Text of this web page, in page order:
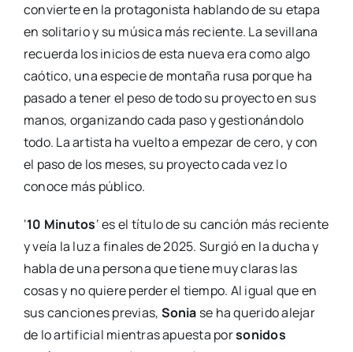
convierte en la protagonista hablando de su etapa
en solitario y su música más reciente. La sevillana
recuerda los inicios de esta nueva era como algo
caótico, una especie de montaña rusa porque ha
pasado a tener el peso de todo su proyecto en sus
manos, organizando cada paso y gestionándolo
todo. La artista ha vuelto a empezar de cero, y con
el paso de los meses, su proyecto cada vez lo
conoce más público.
‘10 Minutos‘ es el título de su canción más reciente
y veía la luz a finales de 2025. Surgió en la ducha y
habla de una persona que tiene muy claras las
cosas y no quiere perder el tiempo. Al igual que en
sus canciones previas, Sonia se ha querido alejar
de lo artificial mientras apuesta porsonidos